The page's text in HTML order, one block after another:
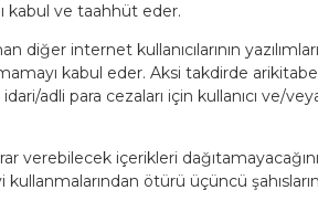
kabul ve taahhüt eder.
internet kullanıcılarının
kabul eder. Aksi takdirde
adli para cezaları için kullanıcı ve/
verebilecek içerikleri
ötürü üçüncü